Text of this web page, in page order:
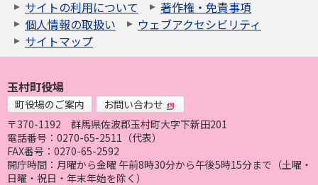
サイトの利用について
著作権・免責事項
個人情報の取扱い
ウェブアクセシビリティ
サイトマップ
玉村町役場
町役場のご案内
お問い合わせ
〒370-1192
群馬県佐波郡玉村町大字下新田201
電話番号：0270-65-2511（代表）
FAX番号：0270-65-2592
開庁時間：月曜から金曜 午前8時30分から午後5時15分まで（土曜・
日曜・祝日・年末年始を除く）